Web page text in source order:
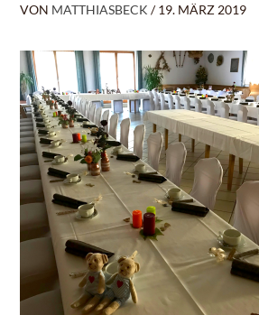
VON MATTHIASBECK / 19. MÄRZ 2019